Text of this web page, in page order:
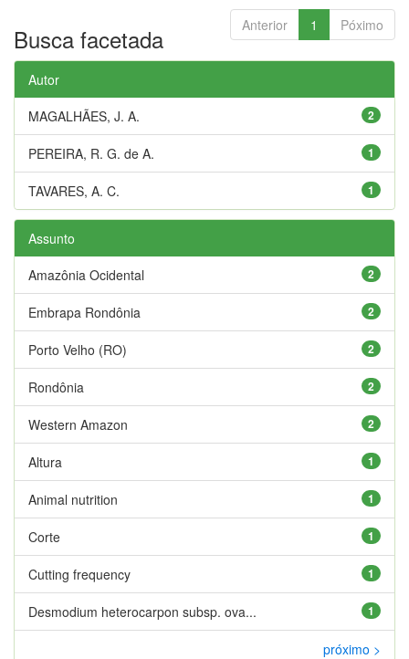
Anterior 1 Póximo
Busca facetada
Autor
2
MAGALHÃES, J. A.
1
PEREIRA, R. G. de A.
1
TAVARES, A. C.
Assunto
2
Amazônia Ocidental
2
Embrapa Rondônia
2
Porto Velho (RO)
2
Rondônia
2
Western Amazon
1
Altura
1
Animal nutrition
1
Corte
1
Cutting frequency
1
Desmodium heterocarpon subsp. ova...
próximo >